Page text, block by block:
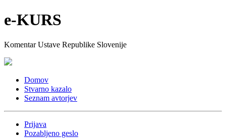
e-KURS
Komentar Ustave Republike Slovenije
Domov
Stvarno kazalo
Seznam avtorjev
Prijava
Pozabljeno geslo